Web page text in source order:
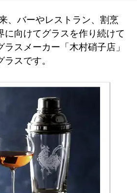
、バーやレストラン、割烹
に向けてグラスを作り続けて
スメーカー「木村硝子店」
スです。